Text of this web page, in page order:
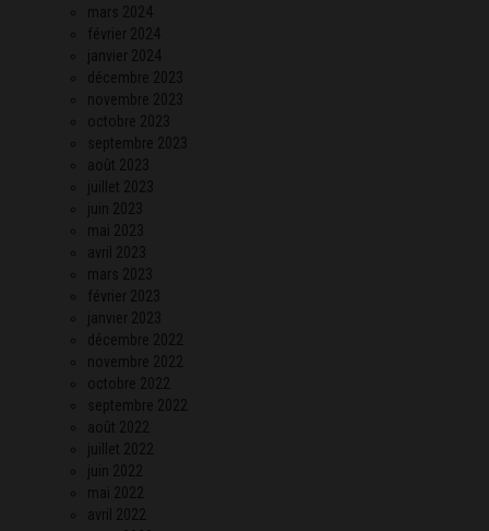
mars 2024
février 2024
janvier 2024
décembre 2023
novembre 2023
octobre 2023
septembre 2023
août 2023
juillet 2023
juin 2023
mai 2023
avril 2023
mars 2023
février 2023
janvier 2023
décembre 2022
novembre 2022
octobre 2022
septembre 2022
août 2022
juillet 2022
juin 2022
mai 2022
avril 2022